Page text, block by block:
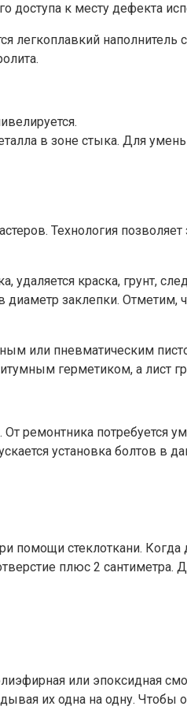
к месту дефекта
легкоплавкий
в зоне стыка. Для
Технология
удаляется краска, грунт,
заклепки. Отметим,
или пневматическим
герметиком, а лист
ремонтника
установка болтов в
помощи стеклоткани.
плюс 2 сантиметра.
или эпоксидная
их одна на одну.